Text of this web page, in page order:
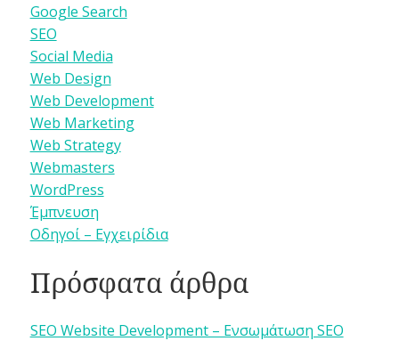
Google Search
SEO
Social Media
Web Design
Web Development
Web Marketing
Web Strategy
Webmasters
WordPress
Έμπνευση
Οδηγοί – Εγχειρίδια
Πρόσφατα άρθρα
SEO Website Development – Ενσωμάτωση SEO